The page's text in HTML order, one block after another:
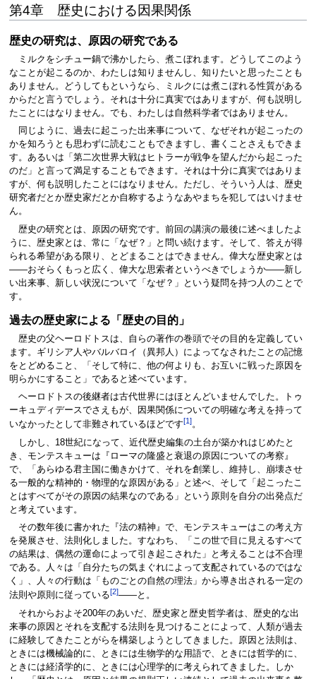
第4章 歴史における因果関係
歴史の研究は、原因の研究である
ミルクをシチュー鍋で沸かしたら、煮こぼれます。どうしてこのよう
なことが起こるのか、わたしは知りませんし、知りたいと思ったことも
ありません。どうしてもというなら、ミルクには煮こぼれる性質がある
からだと言うでしょう。それは十分に真実ではありますが、何も説明し
たことにはなりません。でも、わたしは自然科学者ではありません。
同じように、過去に起こった出来事について、なぜそれが起こったの
かを知ろうとも思わずに読むこともできますし、書くことさえもできま
す。あるいは「第二次世界大戦はヒトラーが戦争を望んだから起こった
のだ」と言って満足することもできます。それは十分に真実ではありま
すが、何も説明したことにはなりません。ただし、そういう人は、歴史
研究者だとか歴史家だとか自称するようなあやまちを犯してはいけませ
ん。
歴史の研究とは、原因の研究です。前回の講演の最後に述べましたよ
うに、歴史家とは、常に「なぜ？」と問い続けます。そして、答えが得
られる希望がある限り、とどまることはできません。偉大な歴史家とは
――おそらくもっと広く、偉大な思索者というべきでしょうか――新し
い出来事、新しい状況について「なぜ？」という疑問を持つ人のことで
す。
過去の歴史家による「歴史の目的」
歴史の父ヘーロドトスは、自らの著作の巻頭でその目的を定義してい
ます。ギリシア人やバルバロイ（異邦人）によってなされたことの記憶
をとどめること、「そして特に、他の何よりも、お互いに戦った原因を
明らかにすること」であると述べています。
ヘーロドトスの後継者は古代世界にはほとんどいませんでした。トゥ
ーキュディデースでさえもが、因果関係についての明確な考えを持って
いなかったとして非難されているほどです[1]。
しかし、18世紀になって、近代歴史編集の土台が築かれはじめたと
き、モンテスキューは『ローマの隆盛と衰退の原因についての考察』
で、「あらゆる君主国に働きかけて、それを創業し、維持し、崩壊させ
る一般的な精神的・物理的な原因がある」と述べ、そして「起こったこ
とはすべてがその原因の結果なのである」という原則を自分の出発点だ
と考えています。
その数年後に書かれた『法の精神』で、モンテスキューはこの考え方
を発展させ、法則化しました。すなわち、「この世で目に見えるすべて
の結果は、偶然の運命によって引き起こされた」と考えることは不合理
である。人々は「自分たちの気まぐれによって支配されているのではな
く」、人々の行動は「ものごとの自然の理法」から導き出される一定の
法則や原則に従っている[2]――と。
それからおよそ200年のあいだ、歴史家と歴史哲学者は、歴史的な出
来事の原因とそれを支配する法則を見つけることによって、人類が過去
に経験してきたことがらを構築しようとしてきました。原因と法則は、
ときには機械論的に、ときには生物学的な用語で、ときには哲学的に、
ときには経済学的に、ときには心理学的に考えられてきました。しか